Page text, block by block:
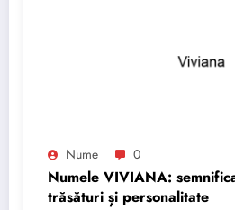
Nume 0
Numele VIVIANA:
trăsături și personalitate